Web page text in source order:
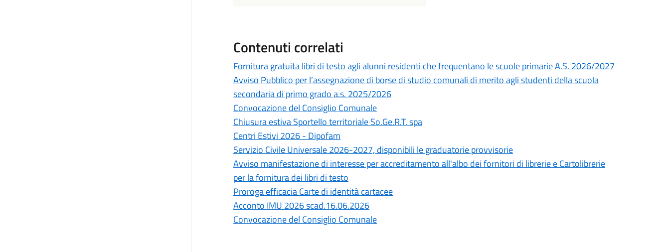
Contenuti correlati
Fornitura gratuita libri di testo agli alunni residenti che frequentano le scuole primarie A.S. 2026/2027
Avviso Pubblico per l’assegnazione di borse di studio comunali di merito agli studenti della scuola
secondaria di primo grado a.s. 2025/2026
Convocazione del Consiglio Comunale
Chiusura estiva Sportello territoriale So.Ge.R.T. spa
Centri Estivi 2026 - Dipofam
Servizio Civile Universale 2026-2027, disponibili le graduatorie provvisorie
Avviso manifestazione di interesse per accreditamento all'albo dei fornitori di librerie e Cartolibrerie
per la fornitura dei libri di testo
Proroga efficacia Carte di identità cartacee
Acconto IMU 2026 scad.16.06.2026
Convocazione del Consiglio Comunale